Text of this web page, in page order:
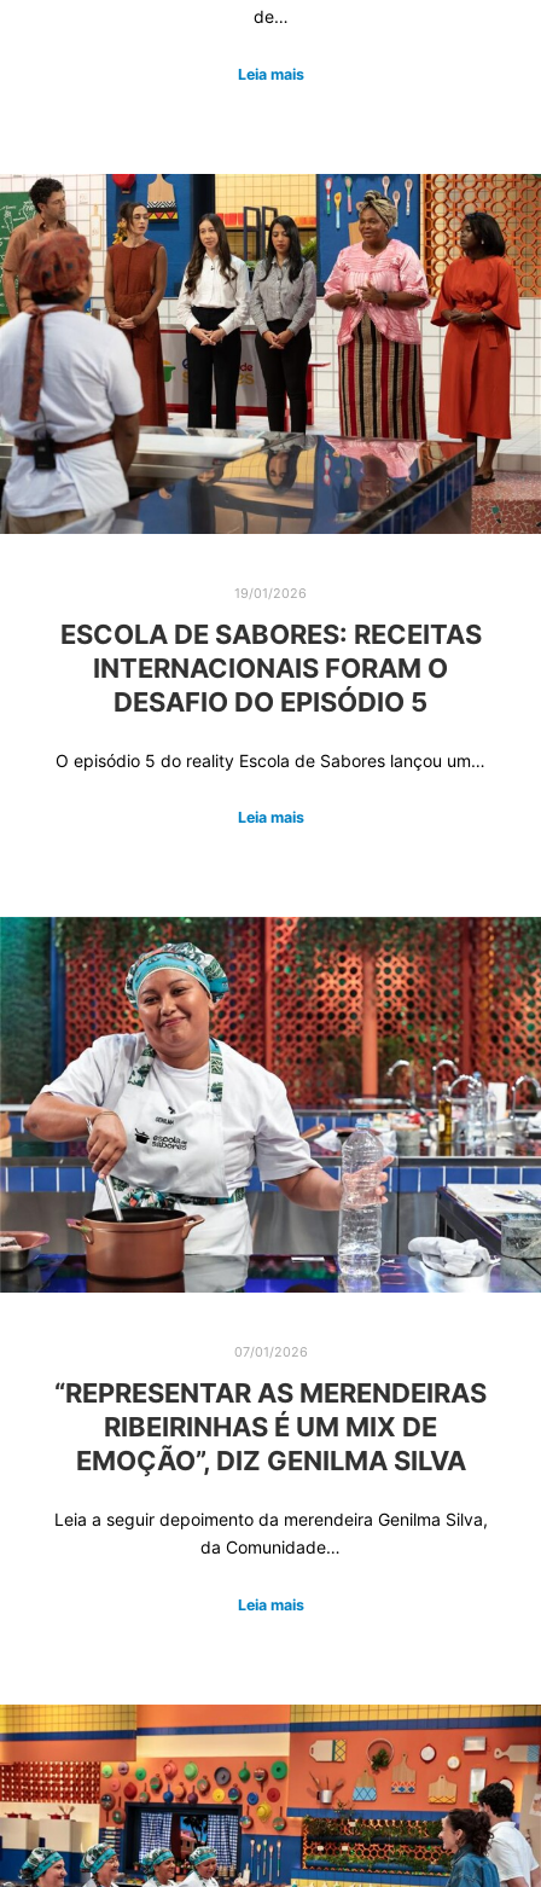
de…
Leia mais
19/01/2026
ESCOLA DE SABORES: RECEITAS
INTERNACIONAIS FORAM O
DESAFIO DO EPISÓDIO 5
O episódio 5 do reality Escola de Sabores lançou um…
Leia mais
07/01/2026
“REPRESENTAR AS MERENDEIRAS
RIBEIRINHAS É UM MIX DE
EMOÇÃO”, DIZ GENILMA SILVA
Leia a seguir depoimento da merendeira Genilma Silva,
da Comunidade…
Leia mais